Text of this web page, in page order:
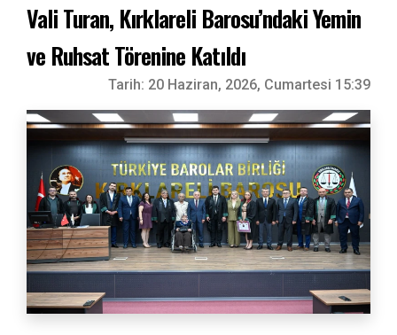
Vali Turan, Kırklareli Barosu’ndaki Yemin
ve Ruhsat Törenine Katıldı
Tarih: 20 Haziran, 2026, Cumartesi 15:39